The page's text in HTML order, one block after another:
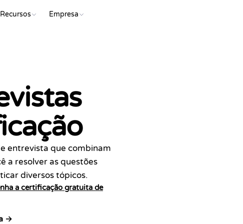
Recursos Empresa
entrevista que combinam
a resolver as questões
diversos tópicos.
a certificação gratuita de
→